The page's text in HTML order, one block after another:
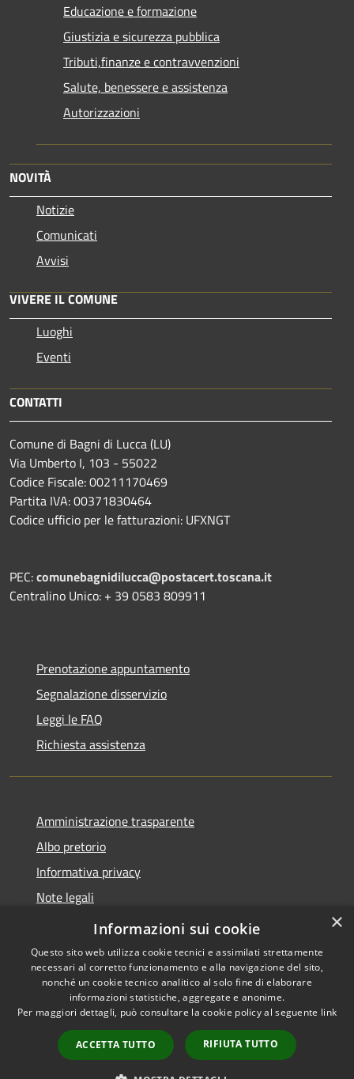
Educazione e formazione
Giustizia e sicurezza pubblica
Tributi,finanze e contravvenzioni
Salute, benessere e assistenza
Autorizzazioni
NOVITÀ
Notizie
Comunicati
Avvisi
VIVERE IL COMUNE
Luoghi
Eventi
CONTATTI
Comune di Bagni di Lucca (LU)
Via Umberto I, 103 - 55022
Codice Fiscale: 00211170469
Partita IVA: 00371830464
Codice ufficio per le fatturazioni: UFXNGT
PEC:comunebagnidilucca@postacert.toscana.it
Centralino Unico: + 39 0583 809911
Prenotazione appuntamento
Segnalazione disservizio
Leggi le FAQ
Richiesta assistenza
Amministrazione trasparente
Albo pretorio
Informativa privacy
Note legali
Dichiarazione di accessibilità
Accessibilità
Copyright © 2026 • Comune di
Bagni di Lucca • Powered by
Municipium•
Accesso
redazione
×
Informazioni sui cookie
Questo sito web utilizza cookie tecnici e assimilati strettamente
necessari al corretto funzionamento e alla navigazione del sito,
nonché un cookie tecnico analitico al solo fine di elaborare
informazioni statistiche, aggregate e anonime.
Per maggiori dettagli, può consultare la cookie policy al seguente link
ACCETTA TUTTO RIFIUTA TUTTO